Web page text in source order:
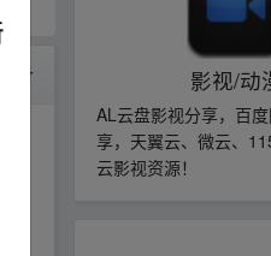
影视/动
AL云盘影视分享，百
享，天翼云、微云、
云影视资源！